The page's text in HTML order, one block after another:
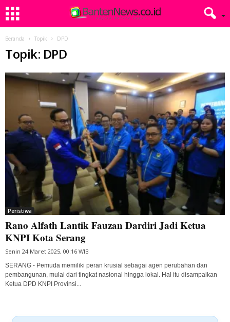
Beranda Topik DPD
Topik: DPD
Peristiwa
Rano Alfath Lantik Fauzan Dardiri Jadi Ketua
KNPI Kota Serang
Senin 24 Maret 2025, 00:16 WIB
SERANG - Pemuda memiliki peran krusial sebagai agen perubahan dan
pembangunan, mulai dari tingkat nasional hingga lokal. Hal itu disampaikan
Ketua DPD KNPI Provinsi...